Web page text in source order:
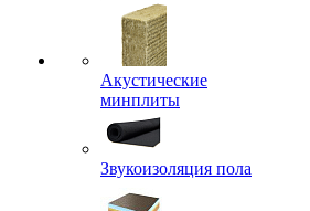
Акустические
минплиты
Звукоизоляция пола